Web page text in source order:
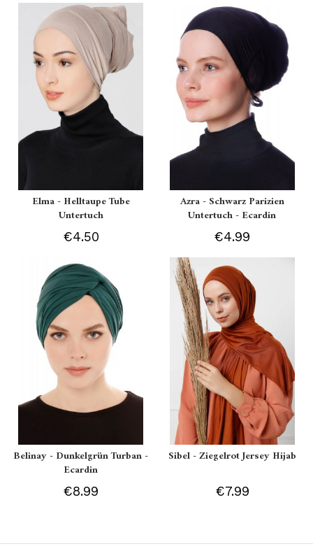
Elma - Helltaupe Tube
Untertuch
€4.50
Azra - Schwarz Parizien
Untertuch - Ecardin
€4.99
Belinay - Dunkelgrün Turban -
Ecardin
€8.99
Sibel - Ziegelrot Jersey Hijab
€7.99